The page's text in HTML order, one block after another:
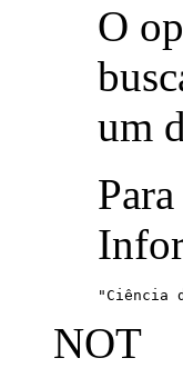
O
um
"Ciência
NOT